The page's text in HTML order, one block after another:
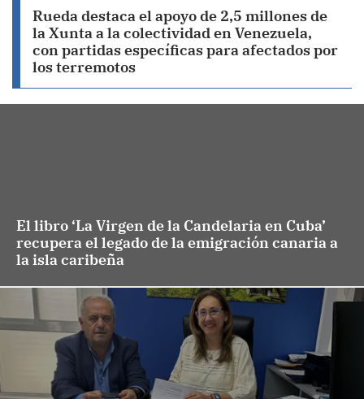
Rueda destaca el apoyo de 2,5 millones de
la Xunta a la colectividad en Venezuela,
con partidas específicas para afectados por
los terremotos
El libro ‘La Virgen de la Candelaria en Cuba’
recupera el legado de la emigración canaria a
la isla caribeña